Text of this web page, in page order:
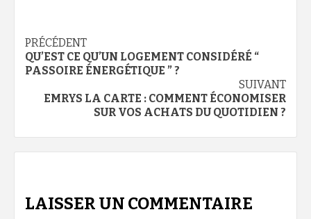
Navigation
d’article
PRÉCÉDENT
QU’EST CE QU’UN LOGEMENT CONSIDÉRÉ “
PASSOIRE ÉNERGÉTIQUE ” ?
SUIVANT
EMRYS LA CARTE : COMMENT ÉCONOMISER
SUR VOS ACHATS DU QUOTIDIEN ?
LAISSER UN COMMENTAIRE